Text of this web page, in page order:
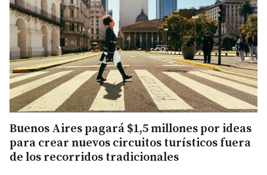
Buenos Aires pagará $1,5 millones por ideas
para crear nuevos circuitos turísticos fuera
de los recorridos tradicionales